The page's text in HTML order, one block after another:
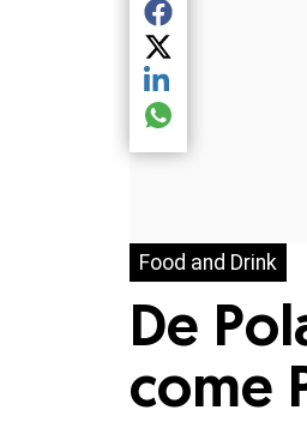
Food and Drink
De
come
Compartir el
Compartir el
Compartir el
Compartir el